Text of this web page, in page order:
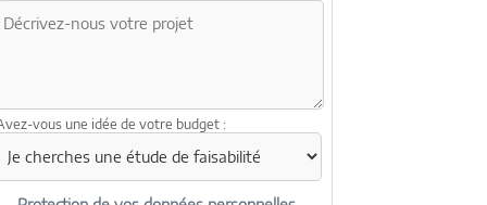
vous une idée de votre budget :